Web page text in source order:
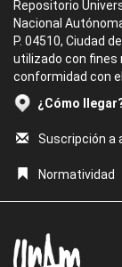
Repositorio
Nacional
P. 04510, Ciudad
utilizado con fines
conformidad con el
¿Cómo
Suscripción a
Normatividad